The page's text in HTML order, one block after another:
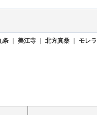
条 ｜ 美江寺 ｜ 北方真桑 ｜ モレ